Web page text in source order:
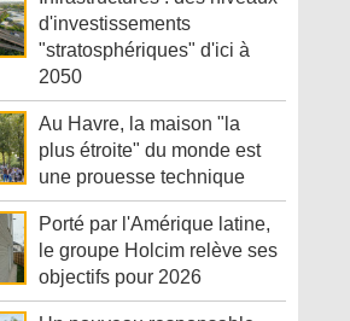
d'investissements
"stratosphériques" d'ici à
2050
Au Havre, la maison "la
plus étroite" du monde est
une prouesse technique
Porté par l'Amérique latine,
le groupe Holcim relève ses
objectifs pour 2026